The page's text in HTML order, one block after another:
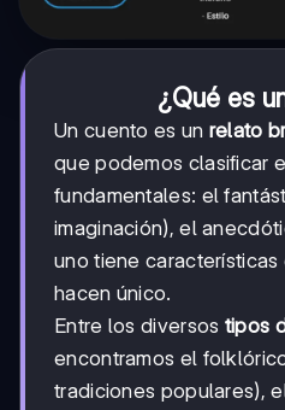
¿Qué es
Un cuento es un relato
que podemos clasificar
fundamentales: el
imaginación), el
uno tiene
hacen único.
Entre los diversos tipos
encontramos el
tradiciones populares),